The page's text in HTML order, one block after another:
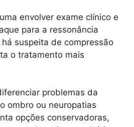
envolver exame clínico e
para a ressonância
suspeita de compressão
o tratamento mais
problemas da
ombro ou neuropatias
opções conservadoras,